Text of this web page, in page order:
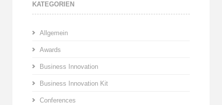
KATEGORIEN
Allgemein
Awards
Business Innovation
Business Innovation Kit
Conferences